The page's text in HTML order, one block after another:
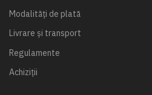
Modalități de plată
Livrare și transport
Regulamente
Achiziții